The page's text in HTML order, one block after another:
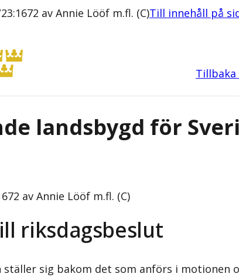
av Annie Lööf m.fl. (C)Till innehåll på
landsbygd för
av Annie Lööf m.fl. (C)
riksdagsbeslut
ställer sig bakom det som anförs i motionen